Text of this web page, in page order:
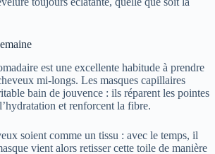
est une excellente habitude à prendre
mi-longs. Les masques capillaires
bain de jouvence : ils réparent les pointes
et renforcent la fibre.
soient comme un tissu : avec le temps, il
vient alors retisser cette toile de manière